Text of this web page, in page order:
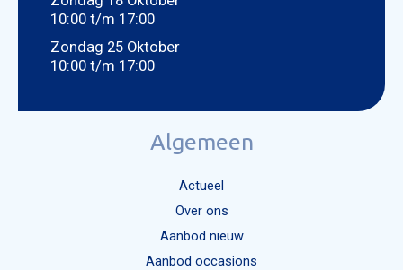
10:00 t/m 17:00
Zondag 25 Oktober
10:00 t/m 17:00
Algemeen
Actueel
Over ons
Aanbod nieuw
Aanbod occasions